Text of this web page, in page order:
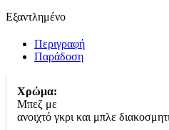
Εξαντλημένο
Περιγραφή
Παράδοση
Χρώμα:
Μπεζ με
ανοιχτό γκρι και μπλε